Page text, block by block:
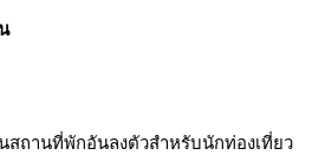
ถานที่พักอันลงตัวสำหรับนักท่องเที่ยว